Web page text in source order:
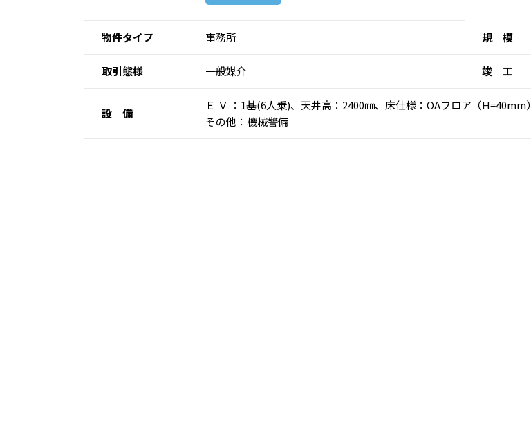
物件タイプ 事務所 規 模
取引態様 一般媒介 竣 工
設 備
Ｅ Ｖ ：1基(6人乗)、天井高：2400㎜、床仕様：OAフロア（
その他：機械警備